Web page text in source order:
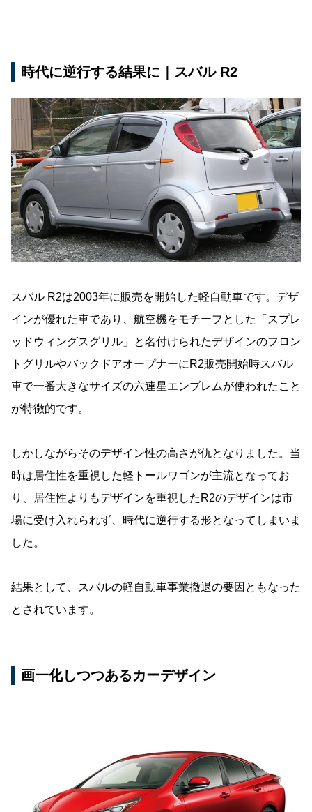
時代に逆行する結果に｜スバル R2
スバル R2は2003年に販売を開始した軽自動車です。デザ
インが優れた車であり、航空機をモチーフとした「スプレ
ッドウィングスグリル」と名付けられたデザインのフロン
トグリルやバックドアオープナーにR2販売開始時スバル
車で一番大きなサイズの六連星エンブレムが使われたこと
が特徴的です。
しかしながらそのデザイン性の高さが仇となりました。当
時は居住性を重視した軽トールワゴンが主流となってお
り、居住性よりもデザインを重視したR2のデザインは市
場に受け入れられず、時代に逆行する形となってしまいま
した。
結果として、スバルの軽自動車事業撤退の要因ともなった
とされています。
画一化しつつあるカーデザイン